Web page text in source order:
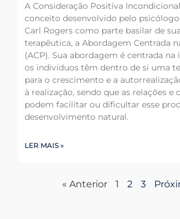
A Consideração Positiva
conceito desenvolvido pelo
Carl Rogers como parte basilar de
terapêutica, a Abordagem Centrada
(ACP). Sua abordagem é centrada na
os indivíduos têm dentro de si uma
para o crescimento e a
à realização, sendo que as relações e
podem facilitar ou dificultar esse
desenvolvimento natural.
LER MAIS »
« Anterior 1 2 3